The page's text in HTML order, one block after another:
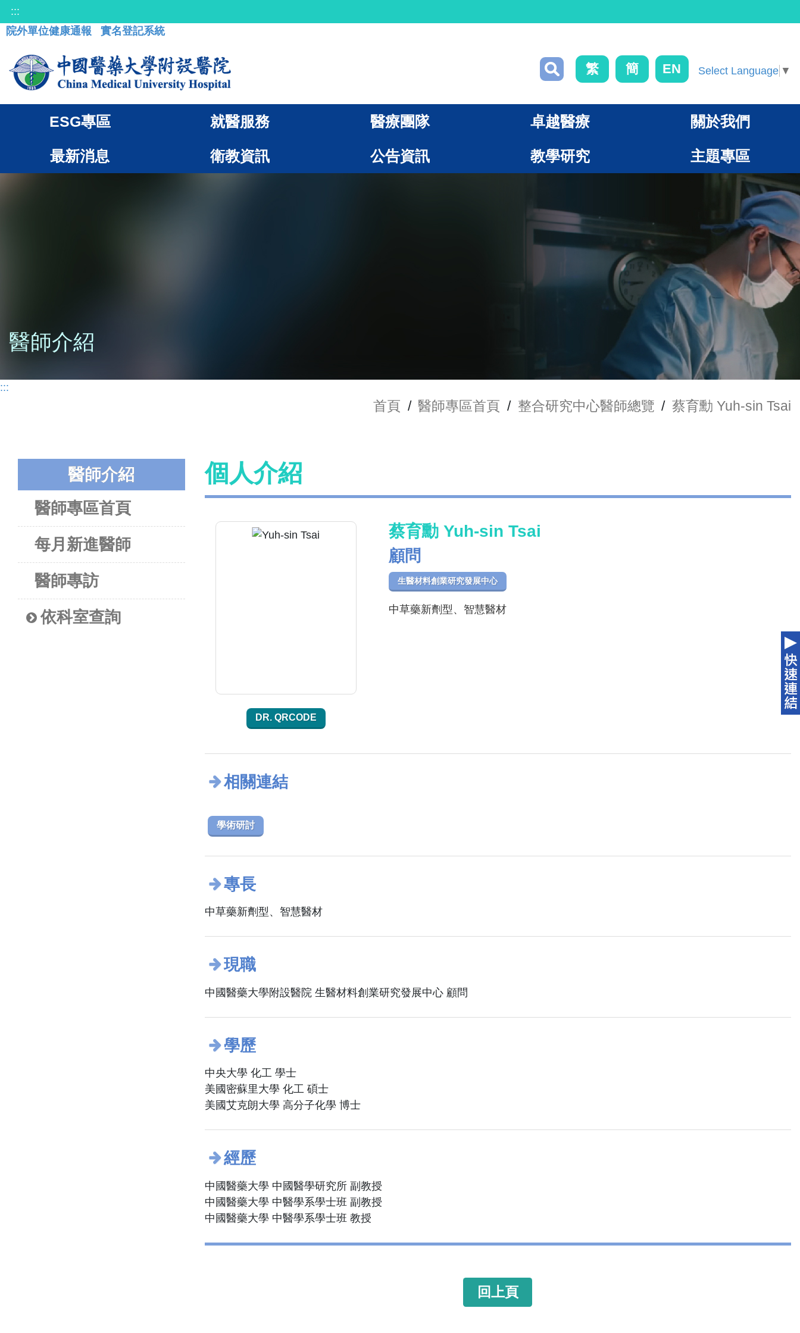
:::
院外單位健康通報
實名登記系統
繁 簡 EN Select Language ▼
ESG專區 就醫服務 醫療團隊 卓越醫療 關於我們
最新消息 衛教資訊 公告資訊 教學研究 主題專區
醫師介紹
:::
首頁 / 醫師專區首頁 / 整合研究中心醫師總覽 / 蔡育勳 Yuh-sin Tsai
醫師介紹
醫師專區首頁
每月新進醫師
醫師專訪
依科室查詢
個人介紹
DR. QRCODE
蔡育勳 Yuh-sin Tsai
顧問
生醫材料創業研究發展中心
中草藥新劑型、智慧醫材
相關連結
學術研討
專長
中草藥新劑型、智慧醫材
現職
中國醫藥大學附設醫院 生醫材料創業研究發展中心 顧問
學歷
中央大學 化工 學士
美國密蘇里大學 化工 碩士
美國艾克朗大學 高分子化學 博士
經歷
中國醫藥大學 中國醫學研究所 副教授
中國醫藥大學 中醫學系學士班 副教授
中國醫藥大學 中醫學系學士班 教授
回上頁